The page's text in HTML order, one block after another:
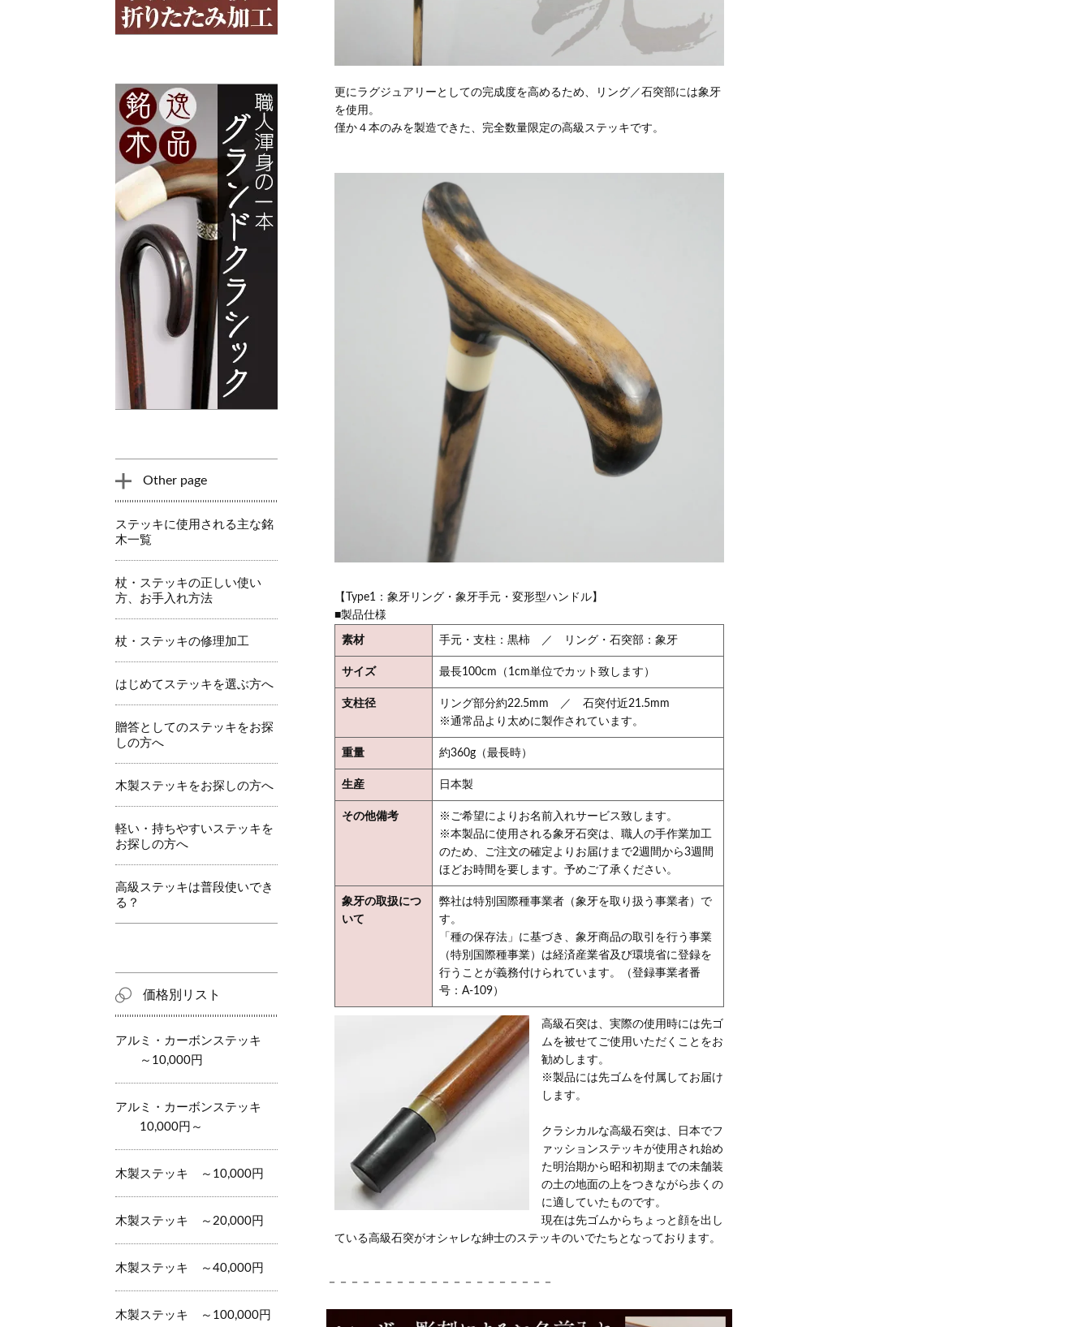
更にラグジュアリーとしての完成度を高めるため、リング／石突部には象牙
を使用。
僅か４本のみを製造できた、完全数量限定の高級ステッキです。
【Type1：象牙リング・象牙手元・変形型ハンドル】
■製品仕様
素材 手元・支柱：黒柿 ／ リング・石突部：象牙
サイズ 最長100cm（1cm単位でカット致します）
支柱径
リング部分約22.5mm ／ 石突付近21.5mm
※通常品より太めに製作されています。
重量 約360g（最長時）
生産 日本製
その他備考
※ご希望によりお名前入れサービス致します。
※本製品に使用される象牙石突は、職人の手作業加工
のため、ご注文の確定よりお届けまで2週間から3週間
ほどお時間を要します。予めご了承ください。
象牙の取扱につ
いて
弊社は特別国際種事業者（象牙を取り扱う事業者）で
す。
「種の保存法」に基づき、象牙商品の取引を行う事業
（特別国際種事業）は経済産業省及び環境省に登録を
行うことが義務付けられています。（登録事業者番
号：A-109）
高級石突は、実際の使用時には先ゴ
ムを被せてご使用いただくことをお
勧めします。
※製品には先ゴムを付属してお届け
します。
クラシカルな高級石突は、日本でフ
ァッションステッキが使用され始め
た明治期から昭和初期までの未舗装
の土の地面の上をつきながら歩くの
に適していたものです。
現在は先ゴムからちょっと顔を出し
ている高級石突がオシャレな紳士のステッキのいでたちとなっております。
－－－－－－－－－－－－－－－－－－－－
Other page
ステッキに使用される主な銘
木一覧
杖・ステッキの正しい使い
方、お手入れ方法
杖・ステッキの修理加工
はじめてステッキを選ぶ方へ
贈答としてのステッキをお探
しの方へ
木製ステッキをお探しの方へ
軽い・持ちやすいステッキを
お探しの方へ
高級ステッキは普段使いでき
る？
価格別リスト
アルミ・カーボンステッキ
～10,000円
アルミ・カーボンステッキ
10,000円～
木製ステッキ ～10,000円
木製ステッキ ～20,000円
木製ステッキ ～40,000円
木製ステッキ ～100,000円